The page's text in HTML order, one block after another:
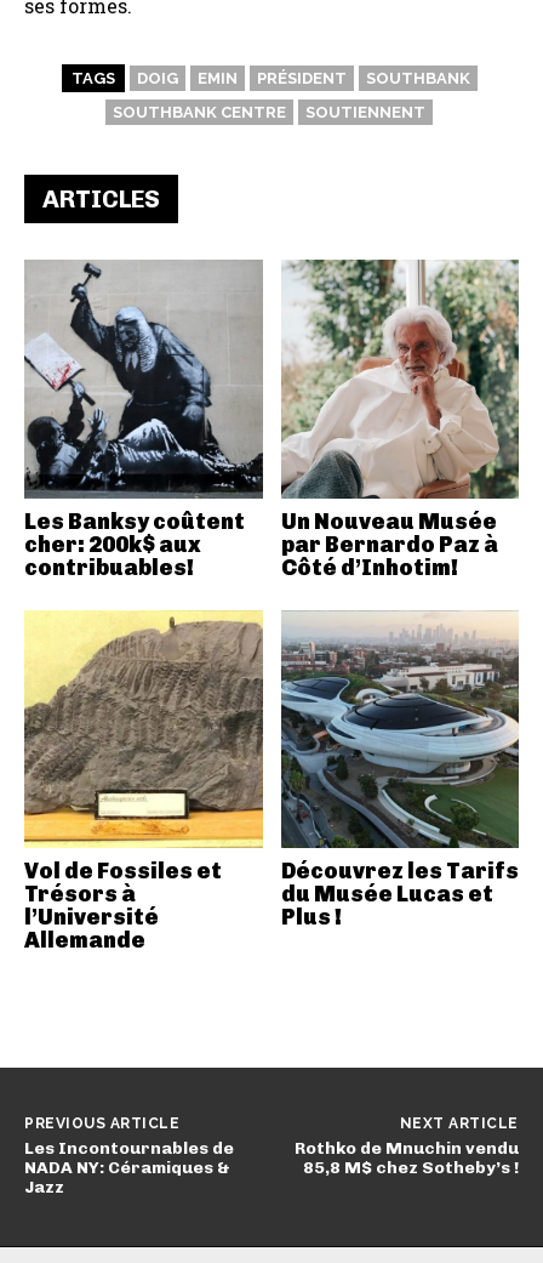
ses formes.
TAGS DOIG EMIN PRÉSIDENT
SOUTHBANK
SOUTHBANK CENTRE
SOUTIENNENT
ARTICLES
Les Banksy coûtent
cher: 200k$ aux
contribuables!
Un Nouveau Musée
par Bernardo Paz à
Côté d’Inhotim!
Vol de Fossiles et
Trésors à
l’Université
Allemande
Découvrez les Tarifs
du Musée Lucas et
Plus !
PREVIOUS ARTICLE
Les Incontournables de
NADA NY: Céramiques &
Jazz
NEXT ARTICLE
Rothko de Mnuchin vendu
85,8 M$ chez Sotheby’s !